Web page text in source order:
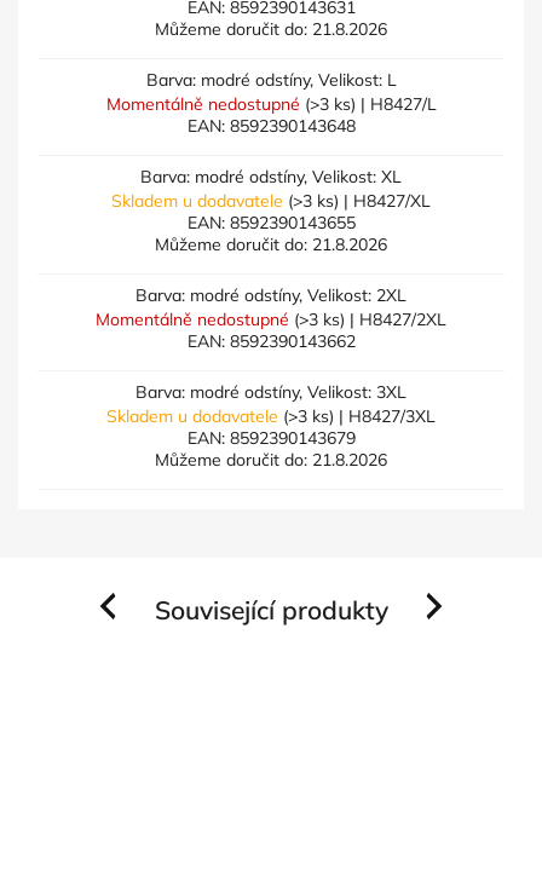
EAN: 8592390143631
Můžeme doručit do: 21.8.2026
Barva: modré odstíny, Velikost: L
Momentálně nedostupné (>3 ks) | H8427/L
EAN: 8592390143648
Barva: modré odstíny, Velikost: XL
Skladem u dodavatele (>3 ks) | H8427/XL
EAN: 8592390143655
Můžeme doručit do: 21.8.2026
Barva: modré odstíny, Velikost: 2XL
Momentálně nedostupné (>3 ks) | H8427/2XL
EAN: 8592390143662
Barva: modré odstíny, Velikost: 3XL
Skladem u dodavatele (>3 ks) | H8427/3XL
EAN: 8592390143679
Můžeme doručit do: 21.8.2026
Související produkty
Previous Next